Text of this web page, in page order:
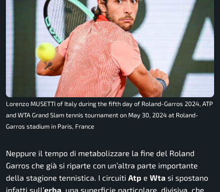
Lorenzo MUSETTI of Italy during the fifth day of Roland-Garros 2024, ATP
and WTA Grand Slam tennis tournament on May 30, 2024 at Roland-
Garros stadium in Paris, France
Neppure il tempo di metabolizzare la fine del Roland
Garros che già si riparte con un’altra parte importante
della stagione tennistica. I circuiti Atp e Wta si spostano
infatti sull’erba, una superficie particolare, divisiva, che